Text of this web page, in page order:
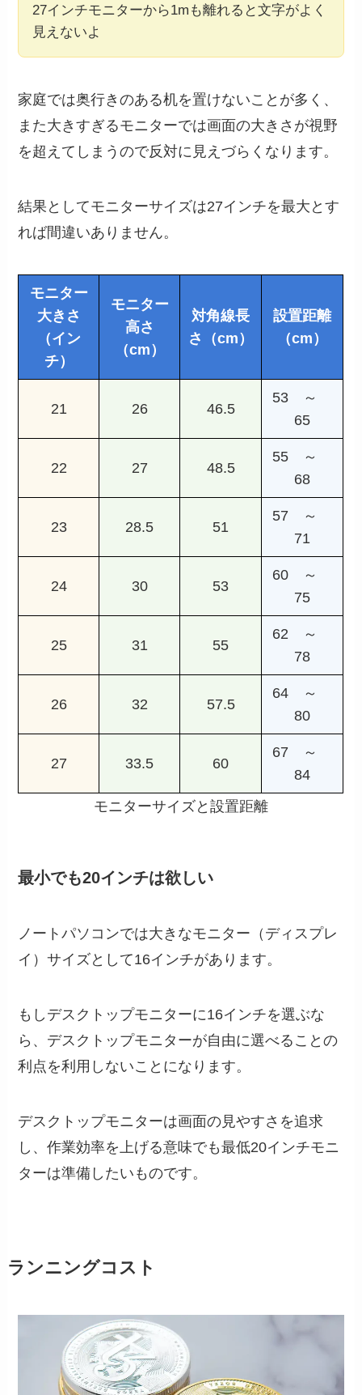
27インチモニターから1mも離れると文字がよく
見えないよ
家庭では奥行きのある机を置けないことが多く、
また大きすぎるモニターでは画面の大きさが視野
を超えてしまうので反対に見えづらくなります。
結果としてモニターサイズは27インチを最大とす
れば間違いありません。
モニター
大きさ
（イン
チ）
モニター
高さ
（cm）
対角線長
さ（cm）
設置距離
（cm）
21 26 46.5
53 ～
65
22 27 48.5
55 ～
68
23 28.5 51
57 ～
71
24 30 53
60 ～
75
25 31 55
62 ～
78
26 32 57.5
64 ～
80
27 33.5 60
67 ～
84
モニターサイズと設置距離
最小でも20インチは欲しい
ノートパソコンでは大きなモニター（ディスプレ
イ）サイズとして16インチがあります。
もしデスクトップモニターに16インチを選ぶな
ら、デスクトップモニターが自由に選べることの
利点を利用しないことになります。
デスクトップモニターは画面の見やすさを追求
し、作業効率を上げる意味でも最低20インチモニ
ターは準備したいものです。
ランニングコスト